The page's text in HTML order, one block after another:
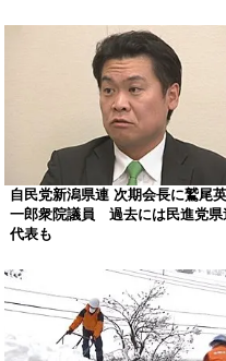
自民党新潟県連 次期会長に鷲尾英
一郎衆院議員 過去には民進党県
代表も